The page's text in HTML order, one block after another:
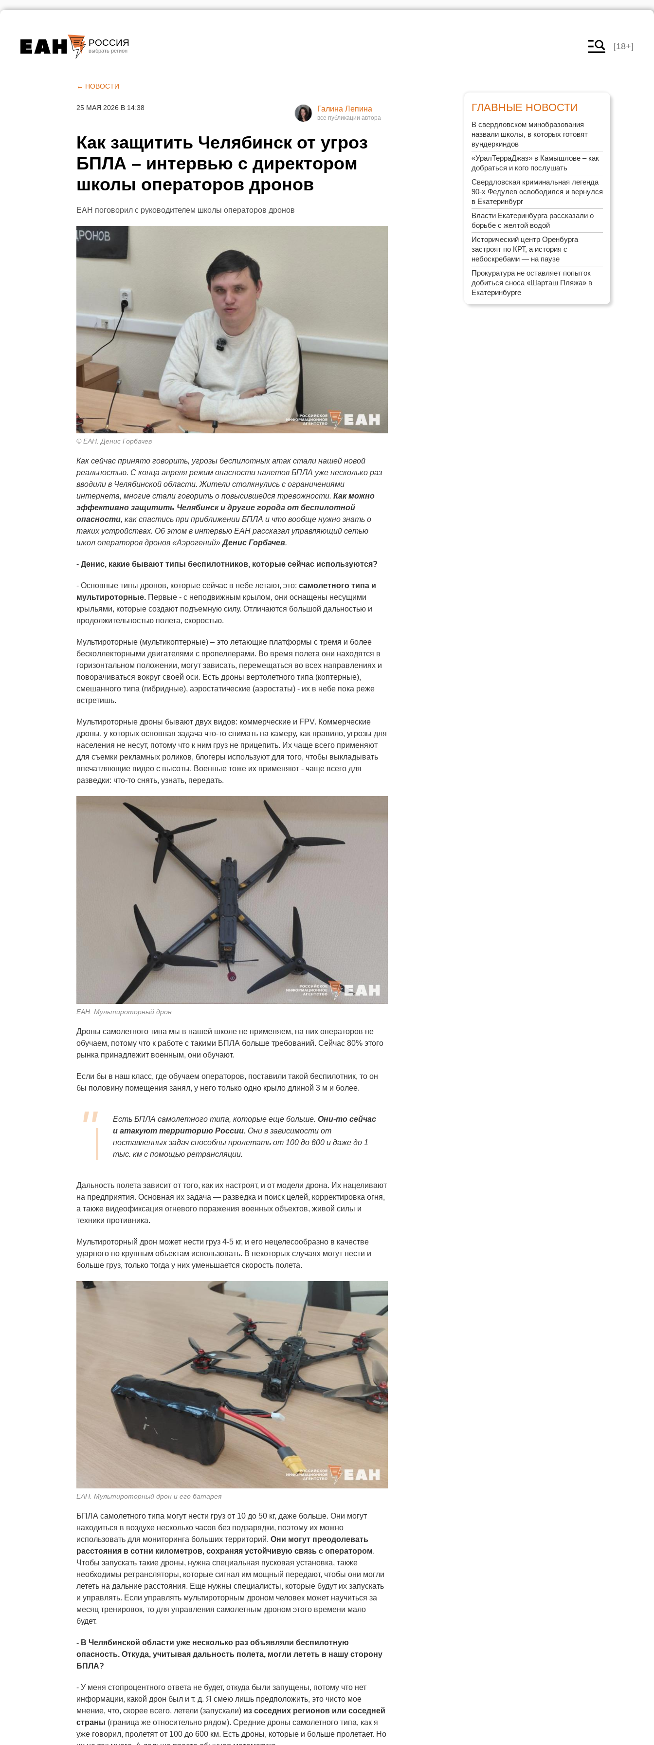
РОССИЯ
Челябинск
[18+]
← НОВОСТИ
25 МАЯ 2026 В 14:38 Галина Лепина
Как защитить Челябинск от угроз
БПЛА – интервью с директором
школы операторов дронов
ЕАН поговорил с руководителем школы операторов дронов
© ЕАН. Денис Горбачев
Как сейчас принято говорить, угрозы беспилотных атак стали нашей новой
реальностью. С конца апреля режим опасности налетов БПЛА уже несколько раз
вводили в Челябинской области. Жители столкнулись с ограничениями
интернета, многие стали говорить о повысившейся тревожности. Как можно
эффективно защитить Челябинск и другие города от беспилотной
опасности, как спастись при приближении БПЛА и что вообще нужно знать о
таких устройствах. Об этом в интервью ЕАН рассказал управляющий сетью
школ операторов дронов «Аэрогений»Денис Горбачев.
- Денис, какие бывают типы беспилотников, которые сейчас используются?
- Основные типы дронов, которые сейчас в небе летают, это: самолетного типа и
мультироторные. Первые - с неподвижным крылом, они оснащены несущими
крыльями, которые создают подъемную силу. Отличаются большой дальностью и
продолжительностью полета, скоростью.
Мультироторные (мультикоптерные) – это летающие платформы с тремя и более
бесколлекторными двигателями с пропеллерами. Во время полета они находятся в
горизонтальном положении, могут зависать, перемещаться во всех направлениях и
поворачиваться вокруг своей оси. Есть дроны вертолетного типа (коптерные),
смешанного типа (гибридные), аэростатические (аэростаты) - их в небе пока реже
встретишь.
Мультироторные дроны бывают двух видов: коммерческие и FPV. Коммерческие
дроны, у которых основная задача что-то снимать на камеру, как правило, угрозы для
населения не несут, потому что к ним груз не прицепить. Их чаще всего применяют
для съемки рекламных роликов, блогеры используют для того, чтобы выкладывать
впечатляющие видео с высоты. Военные тоже их применяют - чаще всего для
разведки: что-то снять, узнать, передать.
ЕАН. Мультироторный дрон
Дроны самолетного типа мы в нашей школе не применяем, на них операторов не
обучаем, потому что к работе с такими БПЛА больше требований. Сейчас 80% этого
рынка принадлежит военным, они обучают.
Если бы в наш класс, где обучаем операторов, поставили такой беспилотник, то он
бы половину помещения занял, у него только одно крыло длиной 3 м и более.
Есть БПЛА самолетного типа, которые еще больше. Они-то сейчас
и атакуют территорию России. Они в зависимости от
поставленных задач способны пролетать от 100 до 600 и даже до 1
тыс. км с помощью ретрансляции.
Дальность полета зависит от того, как их настроят, и от модели дрона. Их нацеливают
на предприятия. Основная их задача — разведка и поиск целей, корректировка огня,
а также видеофиксация огневого поражения военных объектов, живой силы и
техники противника.
Мультироторный дрон может нести груз 4-5 кг, и его нецелесообразно в качестве
ударного по крупным объектам использовать. В некоторых случаях могут нести и
больше груз, только тогда у них уменьшается скорость полета.
ЕАН. Мультироторный дрон и его батарея
БПЛА самолетного типа могут нести груз от 10 до 50 кг, даже больше. Они могут
находиться в воздухе несколько часов без подзарядки, поэтому их можно
использовать для мониторинга больших территорий. Они могут преодолевать
расстояния в сотни километров, сохраняя устойчивую связь с оператором.
Чтобы запускать такие дроны, нужна специальная пусковая установка, также
необходимы ретрансляторы, которые сигнал им мощный передают, чтобы они могли
лететь на дальние расстояния. Еще нужны специалисты, которые будут их запускать
и управлять. Если управлять мультироторным дроном человек может научиться за
месяц тренировок, то для управления самолетным дроном этого времени мало
будет.
- В Челябинской области уже несколько раз объявляли беспилотную
опасность. Откуда, учитывая дальность полета, могли лететь в нашу сторону
БПЛА?
- У меня стопроцентного ответа не будет, откуда были запущены, потому что нет
информации, какой дрон был и т. д. Я смею лишь предположить, это чисто мое
мнение, что, скорее всего, летели (запускали) из соседних регионов или соседней
страны (граница же относительно рядом). Средние дроны самолетного типа, как я
уже говорил, пролетят от 100 до 600 км. Есть дроны, которые и больше пролетает. Но
ГЛАВНЫЕ НОВОСТИ
В свердловском минобразования
назвали школы, в которых готовят
вундеркиндов
«УралТерраДжаз» в Камышлове – как
добраться и кого послушать
Свердловская криминальная легенда
90-х Федулев освободился и вернулся
в Екатеринбург
Власти Екатеринбурга рассказали о
борьбе с желтой водой
Исторический центр Оренбурга
застроят по КРТ, а история с
небоскребами — на паузе
Прокуратура не оставляет попыток
добиться сноса «Шарташ Пляжа» в
Екатеринбурге